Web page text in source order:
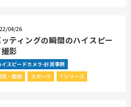
04/26
ティングの瞬間のハイスピー
撮影
イスピードカメラ-計測事例
究・開発
スポーツ Tシリーズ